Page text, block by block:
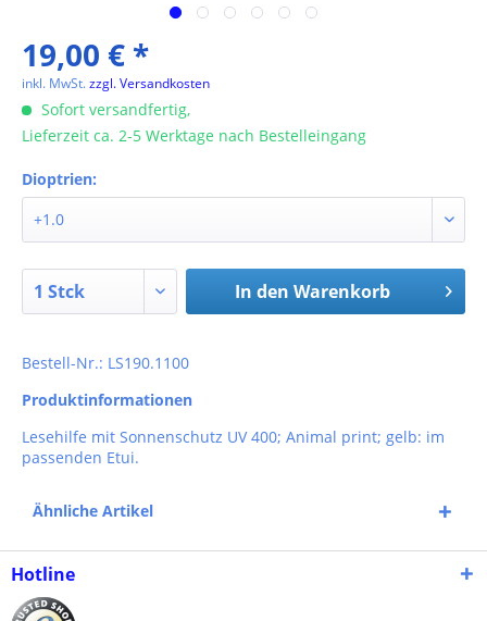
19,00 € *
inkl. MwSt.zzgl. Versandkosten
Sofort versandfertig,
Lieferzeit ca. 2-5 Werktage nach Bestelleingang
Dioptrien:
In den Warenkorb
Bestell-Nr.: LS190.1100
Produktinformationen
Lesehilfe mit Sonnenschutz UV 400; Animal print; gelb: im
passenden Etui.
Ähnliche Artikel
Hotline